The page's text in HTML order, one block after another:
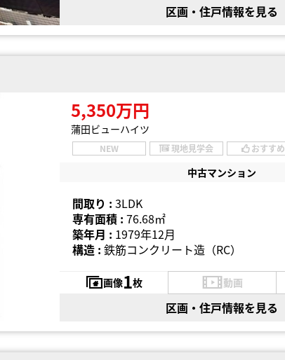
区画・住戸情報を見る
5,350万円
蒲田ビューハイツ
NEW 現地見学会 おすすめ
中古マンション
間取り : 3LDK
専有面積 : 76.68㎡
築年月 : 1979年12月
構造 : 鉄筋コンクリート造（RC）
画像1枚 動画
区画・住戸情報を見る